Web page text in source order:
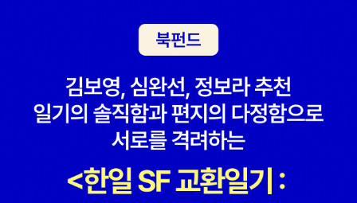
좀 더 평등해야 하는지, 이런 평등한 장소는 어떻게 사람들이 서로에
게 말을 걸고 마음을 열도록 유도해 통합의 장소가 되는지 밝힌다. 사
람들의 긴밀한 유대를 고민하는 도시행정가라면 참고가 될 만한 지침
이 많다. 더 나아가 낯선 사람과 서먹하지 않게 대화를 시작하고, 공통
점을 발견하고, 경청하고, 대화를 끝내는 방법에 관해 직접 클래스를
수강하며 깨우친 실용적인 조언도 담았다. 특히 공화당 지지자와 민
주당 지지자가 한자리에 앉아 서로 대화하는 법을 터득하도록 돕는
‘브레이버에인절스’ 사례를 통해 정치적 입장이 다른 사람, 서로를 인
를 제시한다. 원시시대부터 인류 문화의 낯선이에 대한 규정, 이방인
에 대한 성서속의 규정들, 세계 곳곳 문화속의 환대에 대한 인식들,
양극성에 대한 해결책 제시등. 낯선이에 대한 규정이 단순하게 내주
위의 '모르는 사람'만을 지칭하는게 아니다. 좀더 나아가 '나와 다른
사고를 가진 사회적인 계층'과 '정치적인 양극단'의 소통에 대한 문제
되어 있다. 그냥그냥 쉽게 읽혀지는 내용은 아닌것 같다.결국 이 모든